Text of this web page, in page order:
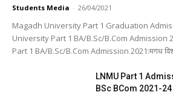
Students Media - 26/04/2021
Magadh University Part 1 Graduation
University Part 1 BA/B.Sc/B.Com Admission
Part 1 BA/B.Sc/B.Com Admission 2021:मगध
LNMU Part 1
BSc BCom 2021-24